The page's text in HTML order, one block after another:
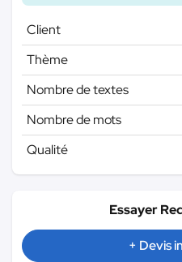
Client
Thème
Nombre de textes
Nombre de mots
Qualité
Essayer
+ Devis